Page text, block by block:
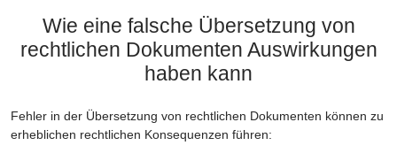
Wie eine falsche Übersetzung von
rechtlichen Dokumenten Auswirkungen
haben kann
Fehler in der Übersetzung von rechtlichen Dokumenten können zu
erheblichen rechtlichen Konsequenzen führen: